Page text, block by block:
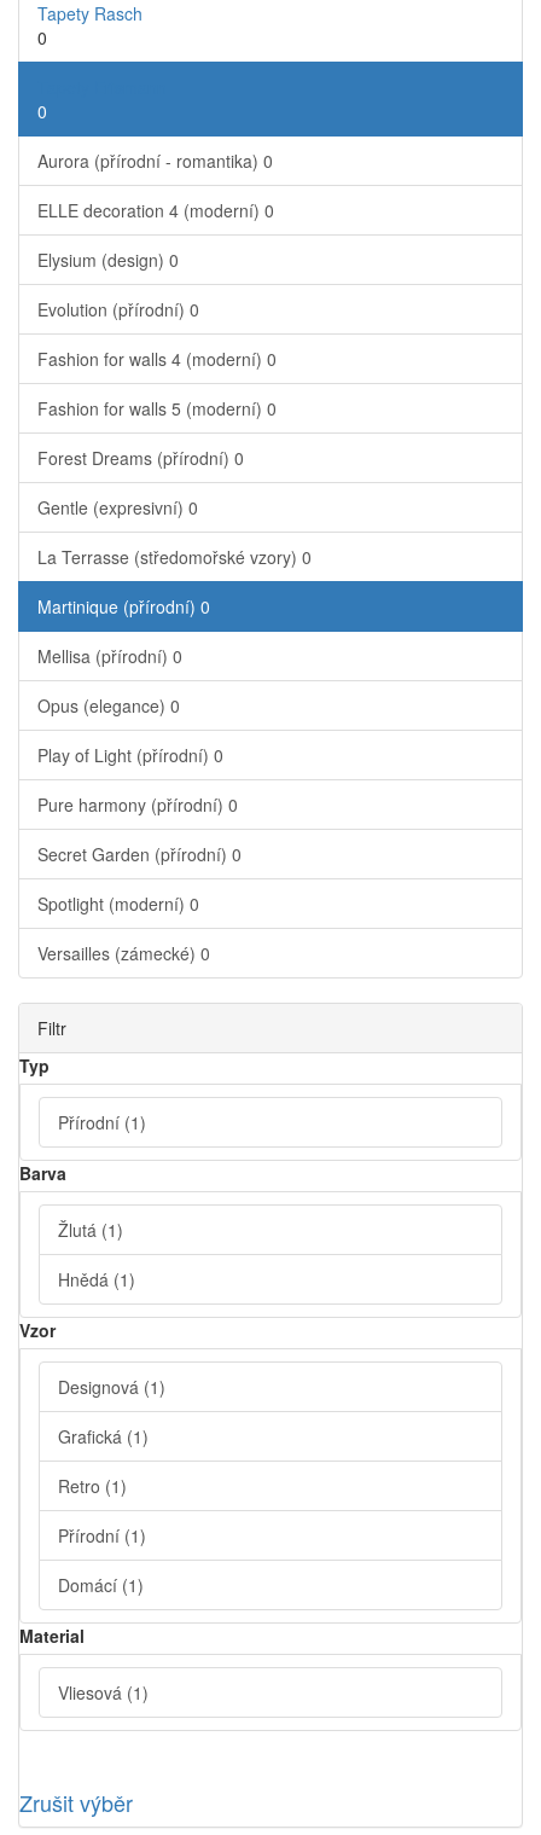
Tapety Rasch
0
0
Aurora (přírodní - romantika) 0
ELLE decoration 4 (moderní) 0
Elysium (design) 0
Evolution (přírodní) 0
Fashion for walls 4 (moderní) 0
Fashion for walls 5 (moderní) 0
Forest Dreams (přírodní) 0
Gentle (expresivní) 0
La Terrasse (středomořské vzory) 0
Martinique (přírodní) 0
Mellisa (přírodní) 0
Opus (elegance) 0
Play of Light (přírodní) 0
Pure harmony (přírodní) 0
Secret Garden (přírodní) 0
Spotlight (moderní) 0
Versailles (zámecké) 0
Filtr
Typ
Přírodní (1)
Barva
Žlutá (1)
Hnědá (1)
Vzor
Designová (1)
Grafická (1)
Retro (1)
Přírodní (1)
Domácí (1)
Material
Vliesová (1)
Zrušit výběr